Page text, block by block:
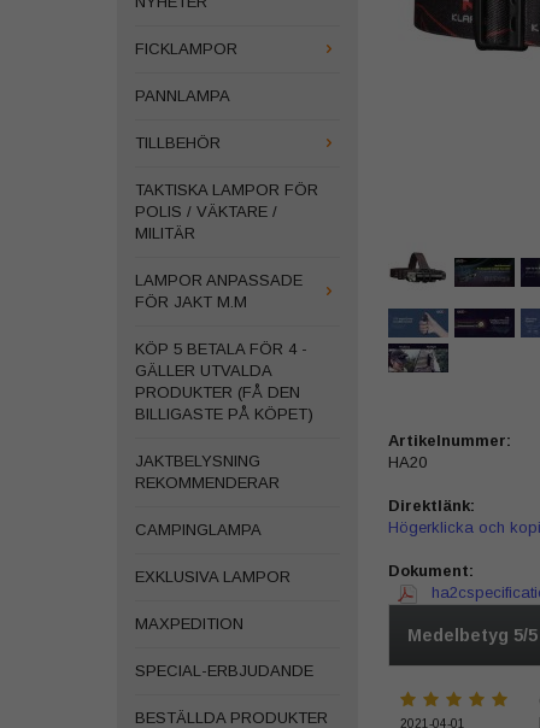
FICKLAMPOR
PANNLAMPA
TILLBEHÖR
TAKTISKA LAMPOR FÖR
POLIS / VÄKTARE /
MILITÄR
LAMPOR ANPASSADE
FÖR JAKT M.M
KÖP 5 BETALA FÖR 4 -
GÄLLER UTVALDA
PRODUKTER (FÅ DEN
BILLIGASTE PÅ KÖPET)
JAKTBELYSNING
REKOMMENDERAR
CAMPINGLAMPA
EXKLUSIVA LAMPOR
MAXPEDITION
SPECIAL-ERBJUDANDE
BESTÄLLDA PRODUKTER
Artikelnummer:
HA20
Direktlänk:
Högerklicka och
Dokument:
Medelbetyg 5/
2021-04-01